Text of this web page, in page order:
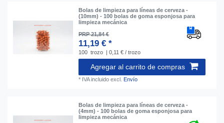
Bolas de limpieza para líneas de cerveza -
(10mm) - 100 bolas de goma esponjosa para
limpieza mecánica
PRP 21,84 €
11,19 € *
100 trozo | 0,11 € / trozo
Agregar al carrito de compras
* IVA incluido excl. Envío
Bolas de limpieza para líneas de cerveza -
(4mm) - 100 bolas de goma esponjosa para
limpieza mecánica